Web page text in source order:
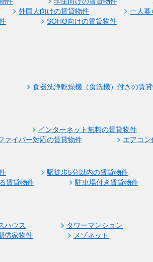
外国人向けの賃貸物件
一人暮
SOHO向けの賃貸物件
食器洗浄乾燥機（食洗機）付きの賃
インターネット無料の賃貸物件
ァイバー対応の賃貸物件 エアコン
駅徒歩5分以内の賃貸物件
賃貸物件
駐車場付き賃貸物件
ハウス タワーマンション
借家物件 メゾネット